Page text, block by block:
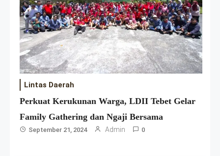
Lintas Daerah
Perkuat Kerukunan Warga, LDII Tebet Gelar
Family Gathering dan Ngaji Bersama
September 21, 2024 Admin 0